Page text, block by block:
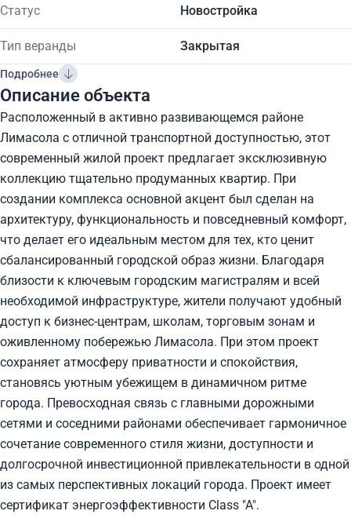
Статус Новостройка
Тип веранды Закрытая
Подробнее
Описание объекта
Расположенный в активно развивающемся районе
Лимасола с отличной транспортной доступностью, этот
современный жилой проект предлагает эксклюзивную
коллекцию тщательно продуманных квартир. При
создании комплекса основной акцент был сделан на
архитектуру, функциональность и повседневный комфорт,
что делает его идеальным местом для тех, кто ценит
сбалансированный городской образ жизни. Благодаря
близости к ключевым городским магистралям и всей
необходимой инфраструктуре, жители получают удобный
доступ к бизнес-центрам, школам, торговым зонам и
оживленному побережью Лимасола. При этом проект
сохраняет атмосферу приватности и спокойствия,
становясь уютным убежищем в динамичном ритме
города. Превосходная связь с главными дорожными
сетями и соседними районами обеспечивает гармоничное
сочетание современного стиля жизни, доступности и
долгосрочной инвестиционной привлекательности в одной
из самых перспективных локаций города. Проект имеет
сертификат энергоэффективности Class "A".